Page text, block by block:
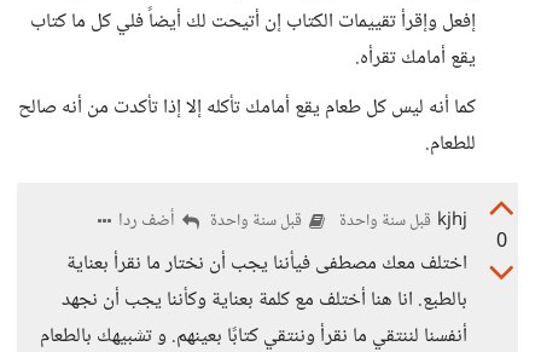
إفعل وإقرأ تقييمات الكتاب إن أتيحت لك أيضاً فلي كل ما كتاب
يقع أمامك تقرأه.
كما أنه ليس كل طعام يقع أمامك تأكله إلا إذا تأكدت من أنه صالح
للطعام.
0
kjhj قبل سنة واحدة قبل سنة واحدة أضف ردا
اختلف معك مصطفى فيأننا يجب أن نختار ما نقرأ بعناية
بالطبع. انا هنا أختلف مع كلمة بعناية وكأننا يجب أن نجهد
أنفسنا لننتقي ما نقرأ وننتقي كتابًا بعينهم. و تشبيهك بالطعام